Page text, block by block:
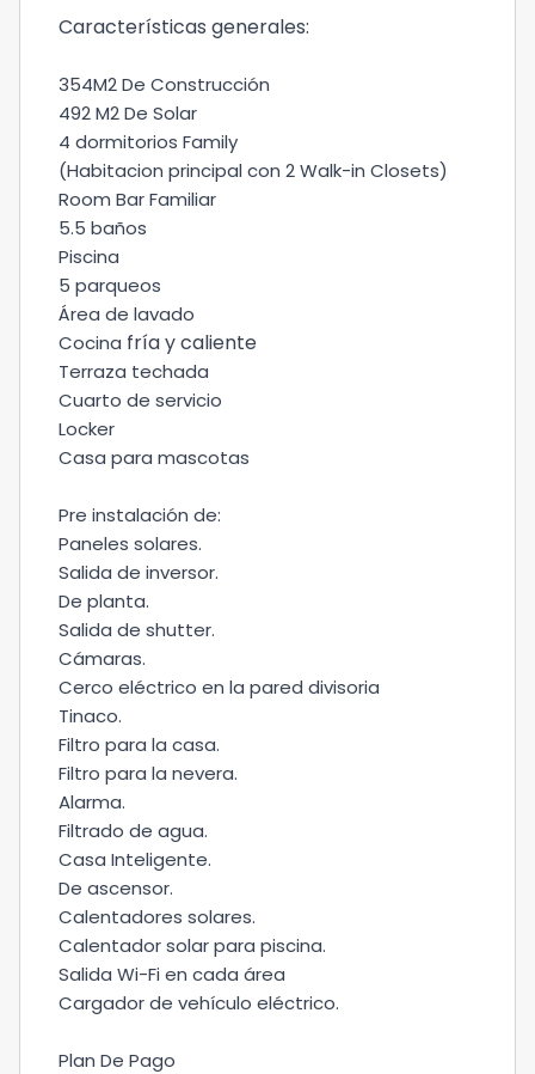
Características generales:
354M2 De Construcción
492 M2 De Solar
4 dormitorios Family
(Habitacion principal con 2 Walk-in Closets)
Room Bar Familiar
5.5 baños
Piscina
5 parqueos
Área de lavado
Cocina fría y caliente
Terraza techada
Cuarto de servicio
Locker
Casa para mascotas
Pre instalación de:
Paneles solares.
Salida de inversor.
De planta.
Salida de shutter.
Cámaras.
Cerco eléctrico en la pared divisoria
Tinaco.
Filtro para la casa.
Filtro para la nevera.
Alarma.
Filtrado de agua.
Casa Inteligente.
De ascensor.
Calentadores solares.
Calentador solar para piscina.
Salida Wi-Fi en cada área
Cargador de vehículo eléctrico.
Plan De Pago